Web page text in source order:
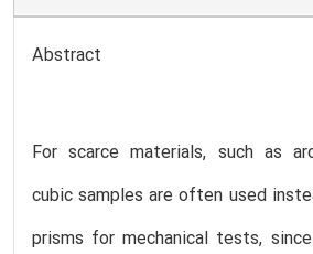
Abstract
For scarce materials, such as
cubic samples are often used
prisms for mechanical tests,